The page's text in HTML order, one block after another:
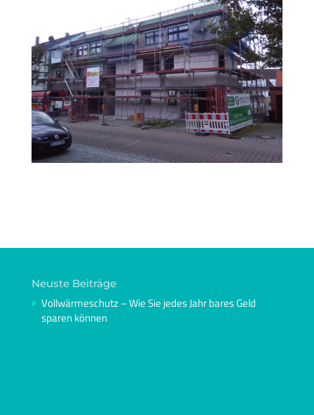
Neuste Beiträge
Vollwärmeschutz – Wie Sie jedes Jahr bares Geld
sparen können